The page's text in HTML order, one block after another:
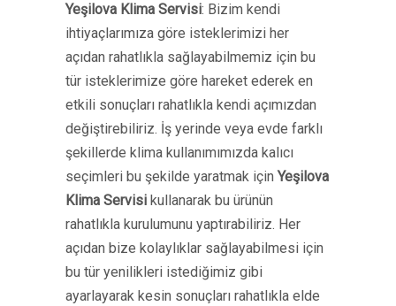
Yeşilova Klima Servisi: Bizim kendi
ihtiyaçlarımıza göre isteklerimizi her
açıdan rahatlıkla sağlayabilmemiz için bu
tür isteklerimize göre hareket ederek en
etkili sonuçları rahatlıkla kendi açımızdan
değiştirebiliriz. İş yerinde veya evde farklı
şekillerde klima kullanımımızda kalıcı
seçimleri bu şekilde yaratmak içinYeşilova
Klima Servisi kullanarak bu ürünün
rahatlıkla kurulumunu yaptırabiliriz. Her
açıdan bize kolaylıklar sağlayabilmesi için
bu tür yenilikleri istediğimiz gibi
ayarlayarak kesin sonuçları rahatlıkla elde